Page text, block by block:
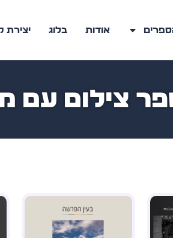
אודות בלוג יצירת
צילום עם